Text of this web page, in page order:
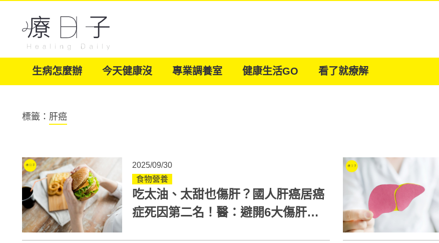
生病怎麼辦 今天健康沒 專業調養室 健康生活GO 看了就療解
標籤： 肝癌
2025/09/30
食物營養
吃太油、太甜也傷肝？國人肝癌居癌
症死因第二名！醫：避開6大傷肝飲